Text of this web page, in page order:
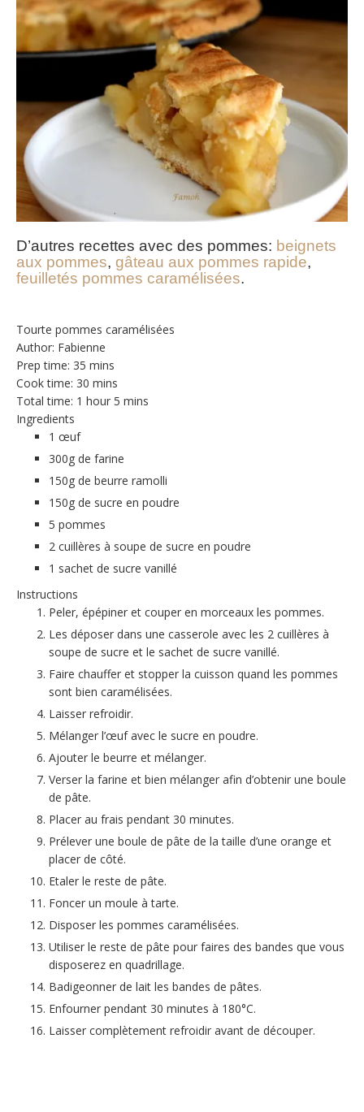
D’autres recettes avec des pommes: beignets
aux pommes, gâteau aux pommes rapide,
feuilletés pommes caramélisées.
Tourte pommes caramélisées
Author: Fabienne
Prep time: 35 mins
Cook time: 30 mins
Total time: 1 hour 5 mins
Ingredients
1 œuf
300g de farine
150g de beurre ramolli
150g de sucre en poudre
5 pommes
2 cuillères à soupe de sucre en poudre
1 sachet de sucre vanillé
Instructions
Peler, épépiner et couper en morceaux les pommes.
Les déposer dans une casserole avec les 2 cuillères à
soupe de sucre et le sachet de sucre vanillé.
Faire chauffer et stopper la cuisson quand les pommes
sont bien caramélisées.
Laisser refroidir.
Mélanger l’œuf avec le sucre en poudre.
Ajouter le beurre et mélanger.
Verser la farine et bien mélanger afin d’obtenir une boule
de pâte.
Placer au frais pendant 30 minutes.
Prélever une boule de pâte de la taille d’une orange et
placer de côté.
Etaler le reste de pâte.
Foncer un moule à tarte.
Disposer les pommes caramélisées.
Utiliser le reste de pâte pour faires des bandes que vous
disposerez en quadrillage.
Badigeonner de lait les bandes de pâtes.
Enfourner pendant 30 minutes à 180°C.
Laisser complètement refroidir avant de découper.